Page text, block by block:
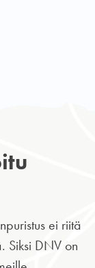
ei riitä
Siksi DNV on